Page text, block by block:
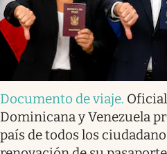
Documento de viaje.
Dominicana y Venezuela
país de todos los